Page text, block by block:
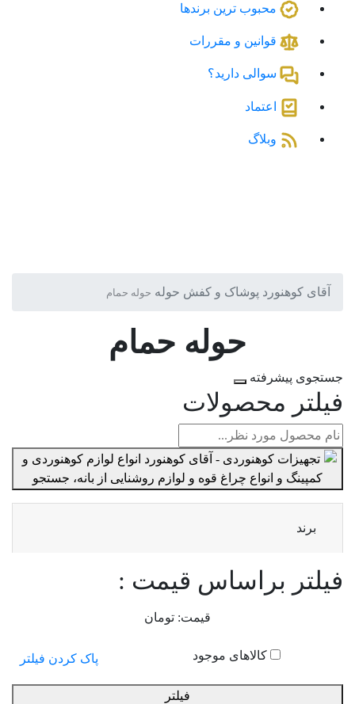
محبوب ترین برندها
قوانین و مقررات
سوالی دارید؟
اعتماد
وبلاگ
آقای کوهنورد پوشاک و کفش حوله حوله حمام
حوله حمام
جستجوی پیشرفته
فیلتر محصولات
برند
فیلتر براساس قیمت :
قیمت: تومان
کالاهای موجود پاک کردن فیلتر
فیلتر